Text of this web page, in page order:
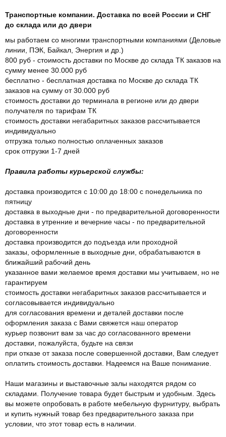
Транспортные компании. Доставка по всей России и СНГ
до склада или до двери
мы работаем со многими транспортными компаниями (Деловые
линии, ПЭК, Байкал, Энергия и др.)
800 руб - стоимость доставки по Москве до склада ТК заказов на
сумму менее 30.000 руб
бесплатно - бесплатная доставка по Москве до склада ТК
заказов на сумму от 30.000 руб
стоимость доставки до терминала в регионе или до двери
получателя по тарифам ТК
стоимость доставки негабаритных заказов рассчитывается
индивидуально
отгрузка только полностью оплаченных заказов
срок отгрузки 1-7 дней
Правила работы курьерской службы:
доставка производится с 10:00 до 18:00 с понедельника по
пятницу
доставка в выходные дни - по предварительной договоренности
доставка в утренние и вечерние часы - по предварительной
договоренности
доставка производится до подъезда или проходной
заказы, оформленные в выходные дни, обрабатываются в
ближайший рабочий день
указанное вами желаемое время доставки мы учитываем, но не
гарантируем
стоимость доставки негабаритных заказов рассчитывается и
согласовывается индивидуально
для согласования времени и деталей доставки после
оформления заказа с Вами свяжется наш оператор
курьер позвонит вам за час до согласованного времени
доставки, пожалуйста, будьте на связи
при отказе от заказа после совершенной доставки, Вам следует
оплатить стоимость доставки. Надеемся на Ваше понимание.
Наши магазины и выставочные залы находятся рядом со
складами. Получение товара будет быстрым и удобным. Здесь
вы можете опробовать в работе мебельную фурнитуру, выбрать
и купить нужный товар без предварительного заказа при
условии, что этот товар есть в наличии.